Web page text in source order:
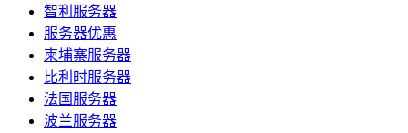
智利服务器
服务器优惠
柬埔寨服务器
比利时服务器
法国服务器
波兰服务器